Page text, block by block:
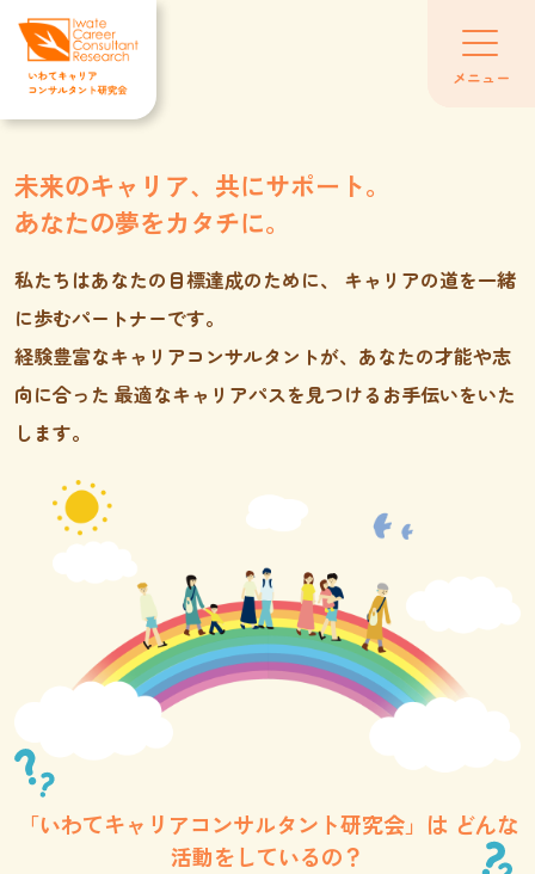
content
メニュー
未来のキャリア、共にサポート。
あなたの夢をカタチに。
私たちはあなたの目標達成のために、
キャリアの道を一緒
に歩むパートナーです。
経験豊富なキャリアコンサルタントが、あなたの才能や志
向に合った 最適なキャリアパスを見つけるお手伝いをいた
します。
「いわてキャリアコンサルタント研究会」は どんな
活動をしているの？